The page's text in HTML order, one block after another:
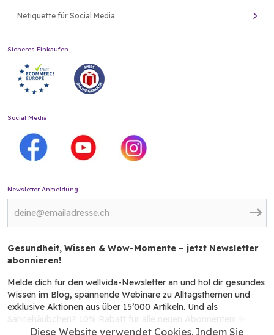
Diese Website verwendet Cookies. Indem Sie
Netiquette für Social Media
Sicheres Einkaufen
Social Media
Newsletter Anmeldung
Gesundheit, Wissen & Wow-Momente – jetzt Newsletter
abonnieren!
Melde dich für den wellvida-Newsletter an und hol dir gesundes
Wissen im Blog, spannende Webinare zu Alltagsthemen und
exklusive Aktionen aus über 15’000 Artikeln. Und als